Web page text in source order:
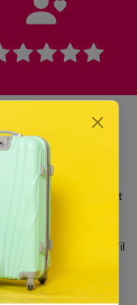
de bonne volonté, et
positive, afin qu’il
de lui.
avoir du mal à rester